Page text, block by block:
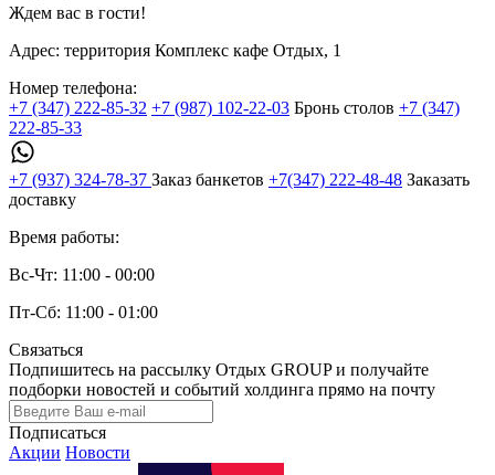
Ждем вас в гости!
Адрес: территория Комплекс кафе Отдых, 1
Номер телефона:
+7 (347) 222-85-32 +7 (987) 102-22-03 Бронь столов +7 (347)
222-85-33
+7 (937) 324-78-37 Заказ банкетов +7(347) 222-48-48 Заказать
доставку
Время работы:
Вс-Чт: 11:00 - 00:00
Пт-Сб: 11:00 - 01:00
Связаться
Подпишитесь на рассылку Отдых GROUP и получайте
подборки новостей и событий холдинга прямо на почту
Подписаться
Акции Новости